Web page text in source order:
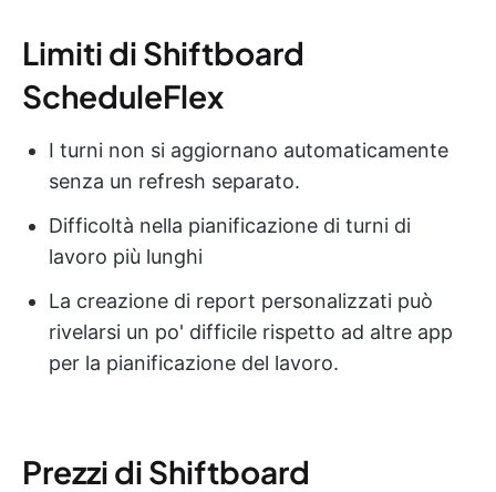
Limiti di Shiftboard
ScheduleFlex
I turni non si aggiornano automaticamente
senza un refresh separato.
Difficoltà nella pianificazione di turni di
lavoro più lunghi
La creazione di report personalizzati può
rivelarsi un po' difficile rispetto ad altre app
per la pianificazione del lavoro.
Prezzi di Shiftboard